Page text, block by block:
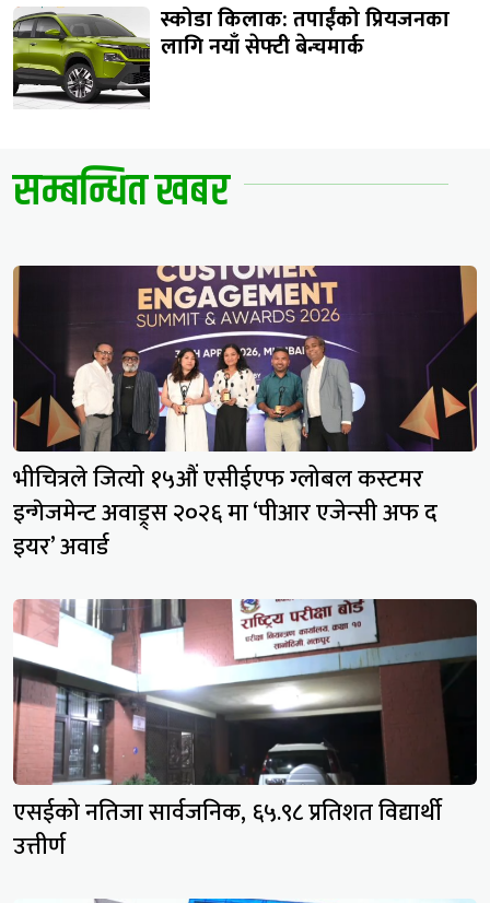
स्कोडा किलाक: तपाईंको प्रियजनका
लागि नयाँ सेफ्टी बेन्चमार्क
सम्बन्धित खबर
भीचित्रले जित्यो १५औं एसीईएफ ग्लोबल कस्टमर
इन्गेजमेन्ट अवाड्र्स २०२६ मा ‘पीआर एजेन्सी अफ द
इयर’ अवार्ड
एसईको नतिजा सार्वजनिक, ६५.९८ प्रतिशत विद्यार्थी
उत्तीर्ण